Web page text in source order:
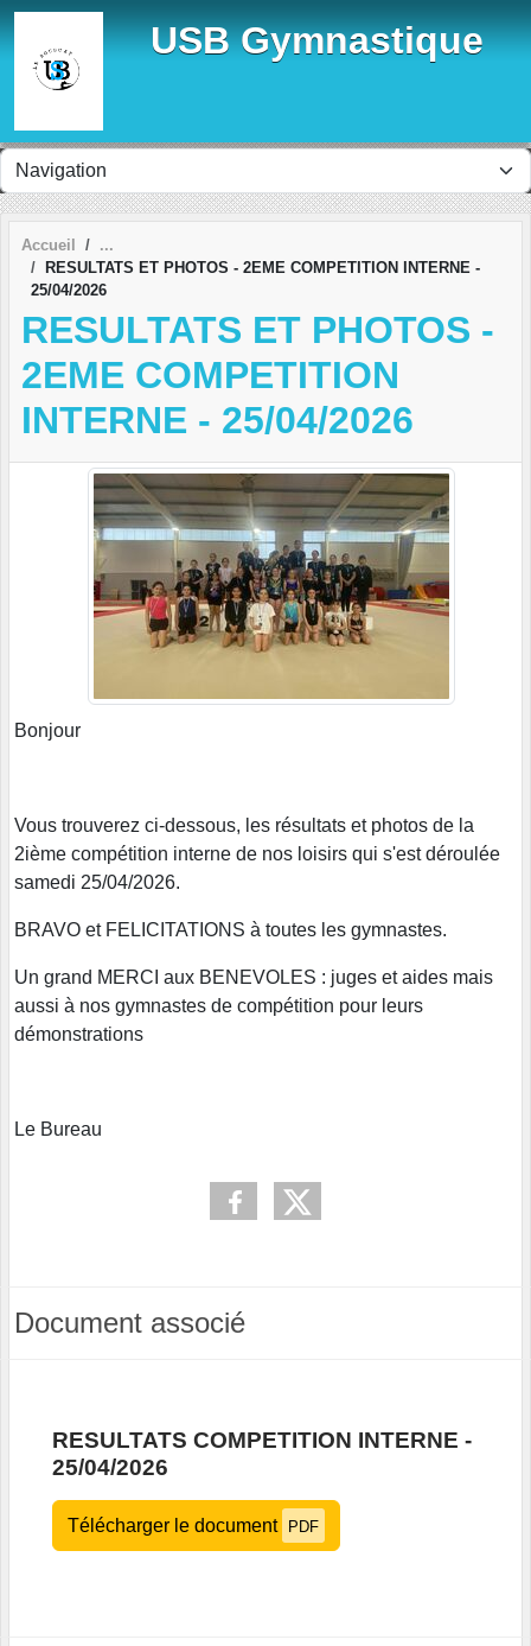
USB Gymnastique
Accueil
RESULTATS ET PHOTOS - 2EME COMPETITION INTERNE -
25/04/2026
RESULTATS ET PHOTOS -
2EME COMPETITION
INTERNE - 25/04/2026
Bonjour
Vous trouverez ci-dessous, les résultats et photos de la
2ième compétition interne de nos loisirs qui s'est déroulée
samedi 25/04/2026.
BRAVO et FELICITATIONS à toutes les gymnastes.
Un grand MERCI aux BENEVOLES : juges et aides mais
aussi à nos gymnastes de compétition pour leurs
démonstrations
Le Bureau
Document associé
RESULTATS COMPETITION INTERNE -
25/04/2026
Télécharger le document PDF
Panneau de gestion des cookies